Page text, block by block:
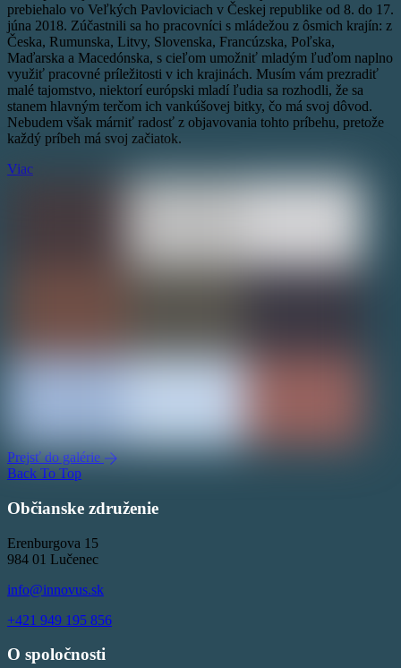
prebiehalo vo Veľkých Pavloviciach v Českej republike od 8. do 17.
júna 2018. Zúčastnili sa ho pracovníci s mládežou z ôsmich krajín: z
Česka, Rumunska, Litvy, Slovenska, Francúzska, Poľska,
Maďarska a Macedónska, s cieľom umožniť mladým ľuďom naplno
využiť pracovné príležitosti v ich krajinách. Musím vám prezradiť
malé tajomstvo, niektorí európski mladí ľudia sa rozhodli, že sa
stanem hlavným terčom ich vankúšovej bitky, čo má svoj dôvod.
Nebudem však márniť radosť z objavovania tohto príbehu, pretože
každý príbeh má svoj začiatok.
Viac
Prejsť do galérie
Back To Top
Občianske združenie
Erenburgova 15
984 01 Lučenec
info@innovus.sk
+421 949 195 856
O spoločnosti